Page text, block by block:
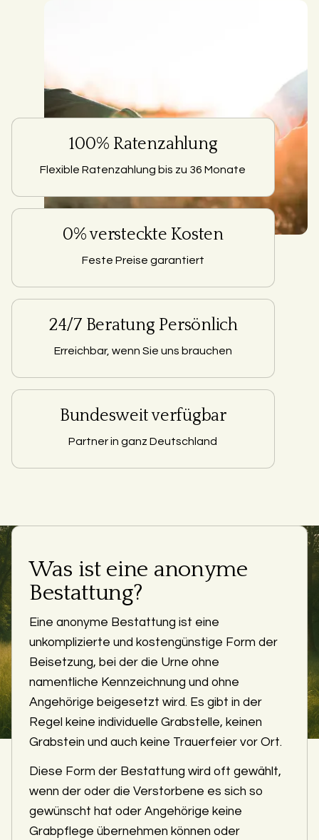
100% Ratenzahlung
Flexible Ratenzahlung bis zu 36 Monate
0% versteckte Kosten
Feste Preise garantiert
24/7 Beratung Persönlich
Erreichbar, wenn Sie uns brauchen
Bundesweit verfügbar
Partner in ganz Deutschland
Was ist eine anonyme
Bestattung?
Eine anonyme Bestattung ist eine
unkomplizierte und kostengünstige Form der
Beisetzung, bei der die Urne ohne
namentliche Kennzeichnung und ohne
Angehörige beigesetzt wird. Es gibt in der
Regel keine individuelle Grabstelle, keinen
Grabstein und auch keine Trauerfeier vor Ort.
Diese Form der Bestattung wird oft gewählt,
wenn der oder die Verstorbene es sich so
gewünscht hat oder Angehörige keine
Grabpflege übernehmen können oder